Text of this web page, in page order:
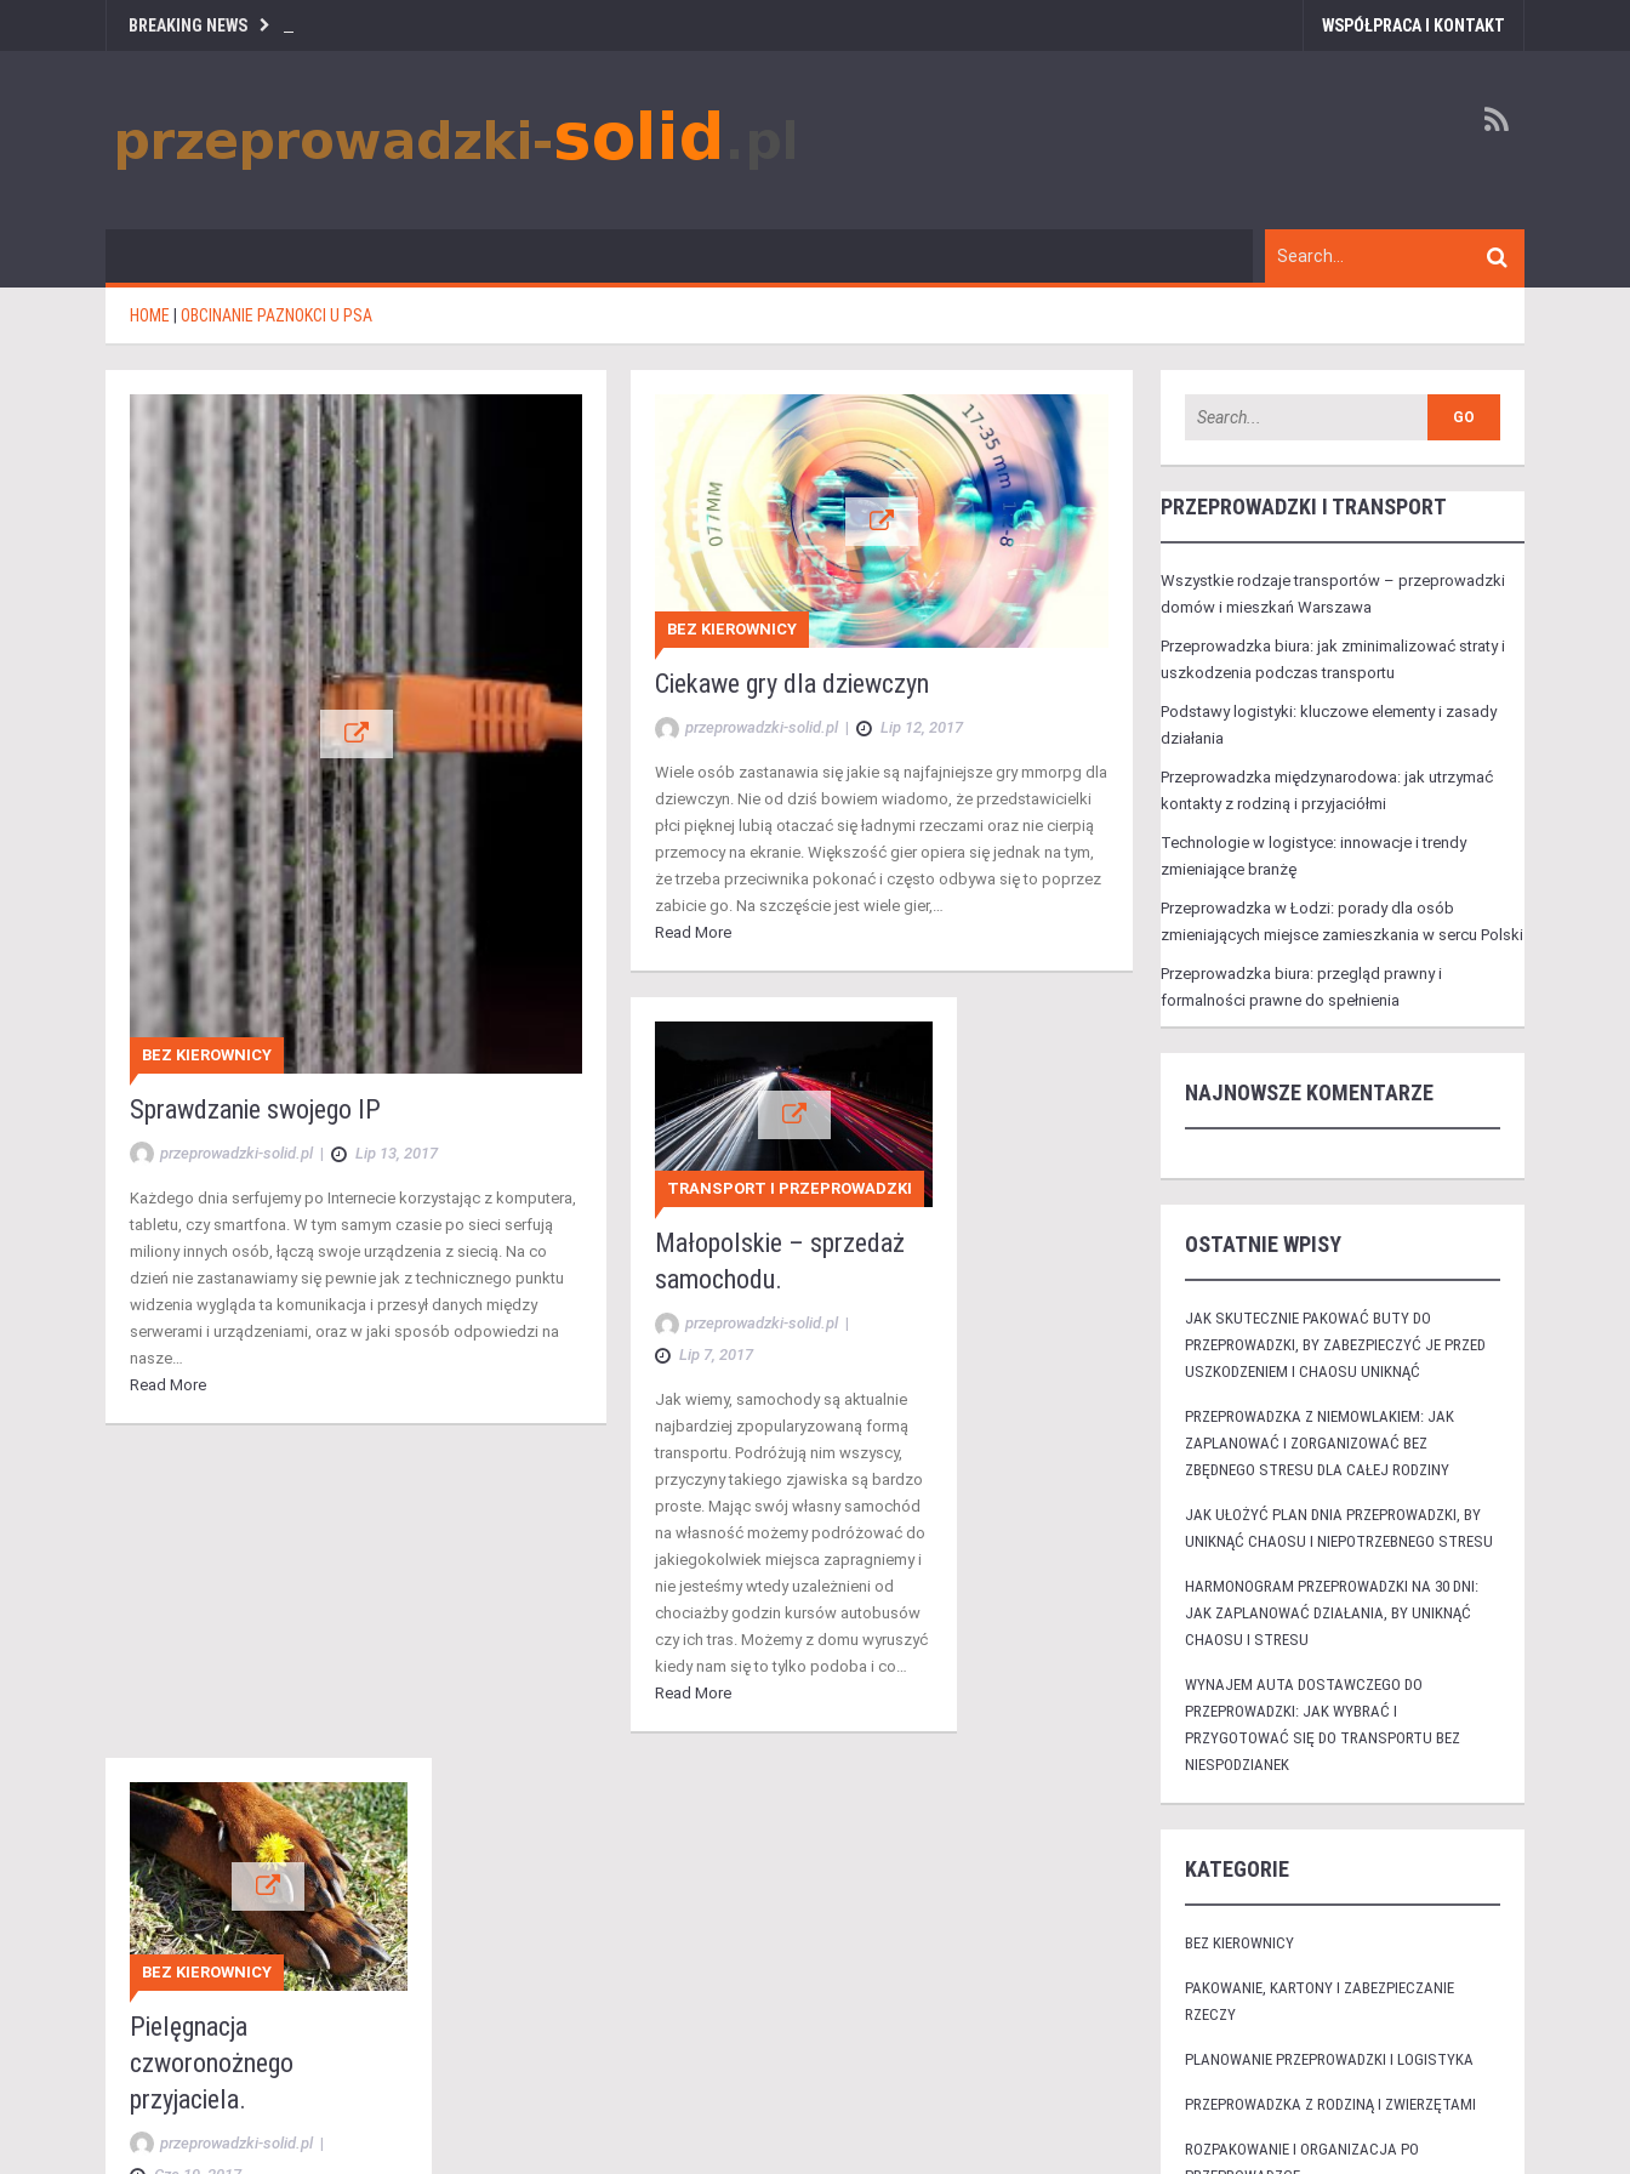
BREAKING NEWS WSPÓŁPRACA I KONTAKT
HOME OBCINANIE PAZNOKCI U PSA
BEZ KIEROWNICY
Sprawdzanie swojego IP
przeprowadzki-solid.pl | Lip 13, 2017
Każdego dnia serfujemy po Internecie korzystając z komputera,
tabletu, czy smartfona. W tym samym czasie po sieci serfują
miliony innych osób, łączą swoje urządzenia z siecią. Na co
dzień nie zastanawiamy się pewnie jak z technicznego punktu
widzenia wygląda ta komunikacja i przesył danych między
serwerami i urządzeniami, oraz w jaki sposób odpowiedzi na
nasze…
Read More
BEZ KIEROWNICY
Ciekawe gry dla dziewczyn
przeprowadzki-solid.pl | Lip 12, 2017
Wiele osób zastanawia się jakie są najfajniejsze gry mmorpg dla
dziewczyn. Nie od dziś bowiem wiadomo, że przedstawicielki
płci pięknej lubią otaczać się ładnymi rzeczami oraz nie cierpią
przemocy na ekranie. Większość gier opiera się jednak na tym,
że trzeba przeciwnika pokonać i często odbywa się to poprzez
zabicie go. Na szczęście jest wiele gier,…
Read More
TRANSPORT I PRZEPROWADZKI
Małopolskie – sprzedaż
samochodu.
przeprowadzki-solid.pl |
Lip 7, 2017
Jak wiemy, samochody są aktualnie
najbardziej zpopularyzowaną formą
transportu. Podróżują nim wszyscy,
przyczyny takiego zjawiska są bardzo
proste. Mając swój własny samochód
na własność możemy podróżować do
jakiegokolwiek miejsca zapragniemy i
nie jesteśmy wtedy uzależnieni od
chociażby godzin kursów autobusów
czy ich tras. Możemy z domu wyruszyć
kiedy nam się to tylko podoba i co…
Read More
BEZ KIEROWNICY
Pielęgnacja
czworonożnego
przyjaciela.
przeprowadzki-solid.pl |
PRZEPROWADZKI I TRANSPORT
Wszystkie rodzaje transportów – przeprowadzki
domów i mieszkań Warszawa
Przeprowadzka biura: jak zminimalizować straty i
uszkodzenia podczas transportu
Podstawy logistyki: kluczowe elementy i zasady
działania
Przeprowadzka międzynarodowa: jak utrzymać
kontakty z rodziną i przyjaciółmi
Technologie w logistyce: innowacje i trendy
zmieniające branżę
Przeprowadzka w Łodzi: porady dla osób
zmieniających miejsce zamieszkania w sercu Polski
Przeprowadzka biura: przegląd prawny i
formalności prawne do spełnienia
NAJNOWSZE KOMENTARZE
OSTATNIE WPISY
JAK SKUTECZNIE PAKOWAĆ BUTY DO
PRZEPROWADZKI, BY ZABEZPIECZYĆ JE PRZED
USZKODZENIEM I CHAOSU UNIKNĄĆ
PRZEPROWADZKA Z NIEMOWLAKIEM: JAK
ZAPLANOWAĆ I ZORGANIZOWAĆ BEZ
ZBĘDNEGO STRESU DLA CAŁEJ RODZINY
JAK UŁOŻYĆ PLAN DNIA PRZEPROWADZKI, BY
UNIKNĄĆ CHAOSU I NIEPOTRZEBNEGO STRESU
HARMONOGRAM PRZEPROWADZKI NA 30 DNI:
JAK ZAPLANOWAĆ DZIAŁANIA, BY UNIKNĄĆ
CHAOSU I STRESU
WYNAJEM AUTA DOSTAWCZEGO DO
PRZEPROWADZKI: JAK WYBRAĆ I
PRZYGOTOWAĆ SIĘ DO TRANSPORTU BEZ
NIESPODZIANEK
KATEGORIE
BEZ KIEROWNICY
PAKOWANIE, KARTONY I ZABEZPIECZANIE
RZECZY
PLANOWANIE PRZEPROWADZKI I LOGISTYKA
PRZEPROWADZKA Z RODZINĄ I ZWIERZĘTAMI
ROZPAKOWANIE I ORGANIZACJA PO